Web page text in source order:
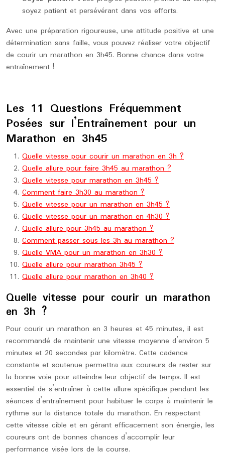
soyez patient et persévérant dans vos efforts.
Avec une préparation rigoureuse, une attitude positive et une
détermination sans faille, vous pouvez réaliser votre objectif
de courir un marathon en 3h45. Bonne chance dans votre
entraînement !
Les 11 Questions Fréquemment
Posées sur l’Entraînement pour un
Marathon en 3h45
Quelle vitesse pour courir un marathon en 3h ?
Quelle allure pour faire 3h45 au marathon ?
Quelle vitesse pour marathon en 3h45 ?
Comment faire 3h30 au marathon ?
Quelle vitesse pour un marathon en 3h45 ?
Quelle vitesse pour un marathon en 4h30 ?
Quelle allure pour 3h45 au marathon ?
Comment passer sous les 3h au marathon ?
Quelle VMA pour un marathon en 3h30 ?
Quelle allure pour marathon 3h45 ?
Quelle allure pour marathon en 3h40 ?
Quelle vitesse pour courir un marathon
en 3h ?
Pour courir un marathon en 3 heures et 45 minutes, il est
recommandé de maintenir une vitesse moyenne d’environ 5
minutes et 20 secondes par kilomètre. Cette cadence
constante et soutenue permettra aux coureurs de rester sur
la bonne voie pour atteindre leur objectif de temps. Il est
essentiel de s’entraîner à cette allure spécifique pendant les
séances d’entraînement pour habituer le corps à maintenir le
rythme sur la distance totale du marathon. En respectant
cette vitesse cible et en gérant efficacement son énergie, les
coureurs ont de bonnes chances d’accomplir leur
performance visée lors de la course.